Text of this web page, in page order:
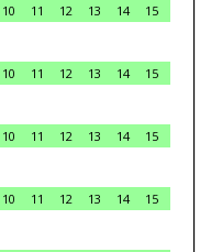
10 11 12 13 14
15
10 11 12 13 14
15
10 11 12 13 14
15
10 11 12 13 14
15